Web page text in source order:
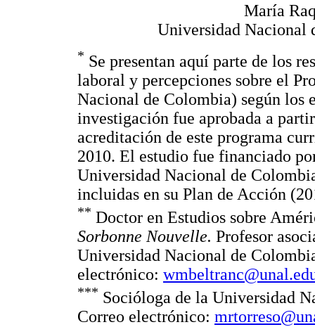
María
Universidad Nacional
* Se presentan aquí parte de los
laboral y percepciones sobre el
Nacional de Colombia) según los
investigación fue aprobada a
acreditación de este programa
2010. El estudio fue financiado
Universidad Nacional de
incluidas en su Plan de Acción
** Doctor en Estudios sobre
Sorbonne Nouvelle. Profesor
Universidad Nacional de
electrónico:
*** Socióloga de la Universidad
Correo electrónico: